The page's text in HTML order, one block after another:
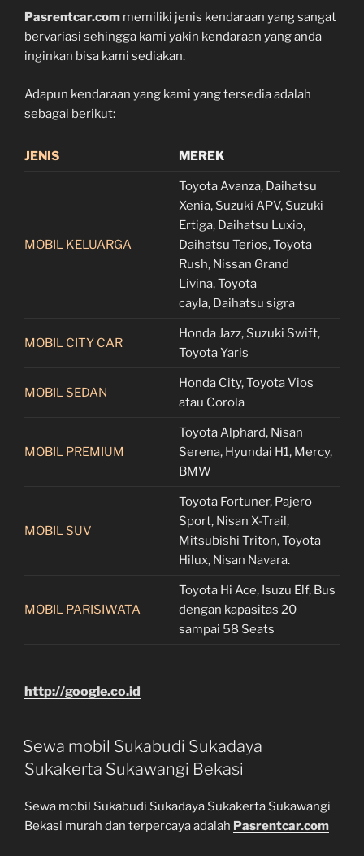
Pasrentcar.com memiliki jenis kendaraan yang sangat
bervariasi sehingga kami yakin kendaraan yang anda
inginkan bisa kami sediakan.
Adapun kendaraan yang kami yang tersedia adalah
sebagai berikut:
JENIS MEREK
MOBIL KELUARGA
Toyota Avanza, Daihatsu
Xenia, Suzuki APV, Suzuki
Ertiga, Daihatsu Luxio,
Daihatsu Terios, Toyota
Rush, Nissan Grand
Livina, Toyota
cayla, Daihatsu sigra
MOBIL CITY CAR
Honda Jazz, Suzuki Swift,
Toyota Yaris
MOBIL SEDAN
Honda City, Toyota Vios
atau Corola
MOBIL PREMIUM
Toyota Alphard, Nisan
Serena, Hyundai H1, Mercy,
BMW
MOBIL SUV
Toyota Fortuner, Pajero
Sport, Nisan X-Trail,
Mitsubishi Triton, Toyota
Hilux, Nisan Navara.
MOBIL PARISIWATA
Toyota Hi Ace, Isuzu Elf, Bus
dengan kapasitas 20
sampai 58 Seats
http://google.co.id
Sewa mobil Sukabudi Sukadaya
Sukakerta Sukawangi Bekasi
Sewa mobil Sukabudi Sukadaya Sukakerta Sukawangi
Bekasi murah dan terpercaya adalah Pasrentcar.com